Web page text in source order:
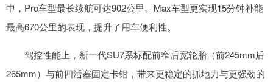
中，Pro车型最长续航可达902公里。Max车型更实现15分钟补能
最高670公里的表现，提升了用车便利性。
驾控性能上，新一代SU7系标配前窄后宽轮胎（前245mm后
265mm）与前四活塞固定卡钳，带来更稳定的抓地力与更强劲的